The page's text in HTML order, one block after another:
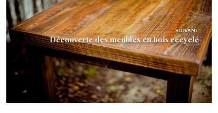
SUIVANT
Découverte des meubles en bois recyclé